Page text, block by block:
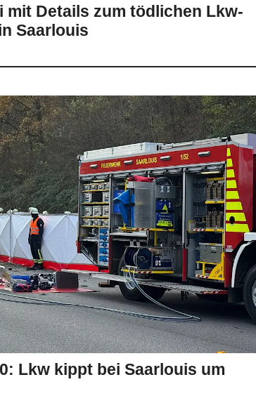
mit Details zum tödlichen Lkw-
Saarlouis
Lkw kippt bei Saarlouis um